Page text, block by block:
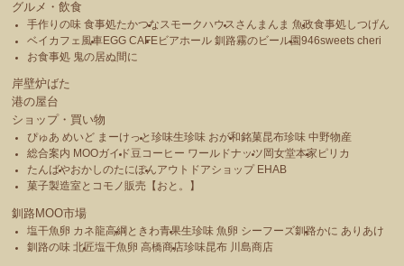
グルメ・飲食
手作りの味 食事処たかつな スモークハウス さんまんま 魚政食事処しつげん
ベイカフェ風車EGG CAFEビアホール 釧路霧のビール園946sweets cheri
お食事処 鬼の居ぬ間に
岸壁炉ばた
港の屋台
ショップ・買い物
ぴゅあ めいど まーけっと珍味生珍味 おが和銘菓昆布珍味 中野物産
総合案内 MOOガイド 豆コーヒー ワールドナッツ 岡女堂本家 ピリカ
たんばやおかしのたにぽんアウトドアショップ EHAB
菓子製造室とコモノ販売【おと。】
釧路MOO市場
塩干魚卵 カネ龍高綱 ときわ青果生珍味 魚卵 シーフーズ釧路かに ありあけ
釧路の味 北匠塩干魚卵 高橋商店珍味昆布 川島商店